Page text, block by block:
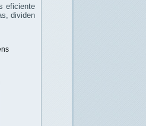
eficiente
dividen